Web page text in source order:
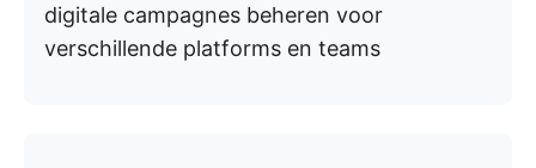
digitale campagnes beheren voor
verschillende platforms en teams